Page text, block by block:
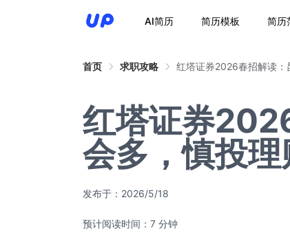
AI简历 简历模板 简历
首页 求职攻略 红塔证券2026春招解读：
红塔证券
会多，慎投理
发布于： 2026/5/18
预计阅读时间：7 分钟